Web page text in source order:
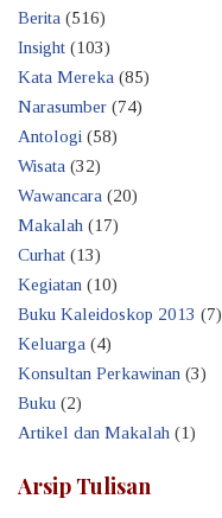
Berita (516)
Insight (103)
Kata Mereka (85)
Narasumber (74)
Antologi (58)
Wisata (32)
Wawancara (20)
Makalah (17)
Curhat (13)
Kegiatan (10)
Buku Kaleidoskop 2013 (7)
Keluarga (4)
Konsultan Perkawinan (3)
Buku (2)
Artikel dan Makalah (1)
Arsip Tulisan